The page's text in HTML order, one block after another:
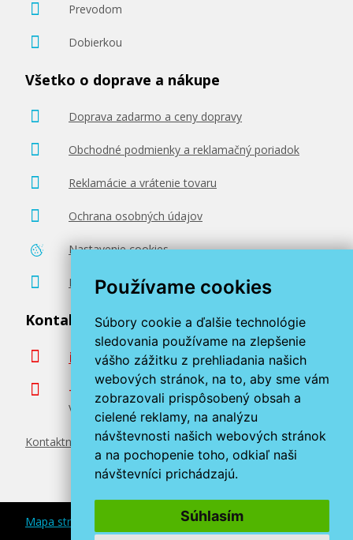
Používame cookies
Súbory cookie a ďalšie technológie
sledovania používame na zlepšenie
vášho zážitku z prehliadania našich
webových stránok, na to, aby sme vám
zobrazovali prispôsobený obsah a
cielené reklamy, na analýzu
návštevnosti našich webových stránok
a na pochopenie toho, odkiaľ naši
návštevníci prichádzajú.
Súhlasím
Prevodom
Dobierkou
Všetko o doprave a nákupe
Doprava zadarmo a ceny dopravy
Obchodné podmienky a reklamačný poriadok
Reklamácie a vrátenie tovaru
Ochrana osobných údajov
Nastavenie cookies
Poradenstvo zadarmo
Kontaktujte nás
info@miroluk.sk
+420 377 222 313
Volajte v pracovné dni od 8. do 17. hod.
Kontaktné údaje
Mapa stránok